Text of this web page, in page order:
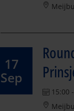
17
Sep
15:00